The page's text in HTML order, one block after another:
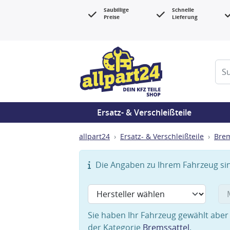
Saubillige
Preise
Schnelle
Lieferung
Ersatz- & Verschleißteile
allpart24 Ersatz- & Verschleißteile
Die Angaben zu Ihrem Fahrzeug
Sie haben Ihr Fahrzeug gewählt
der Kategorie Bremssattel.